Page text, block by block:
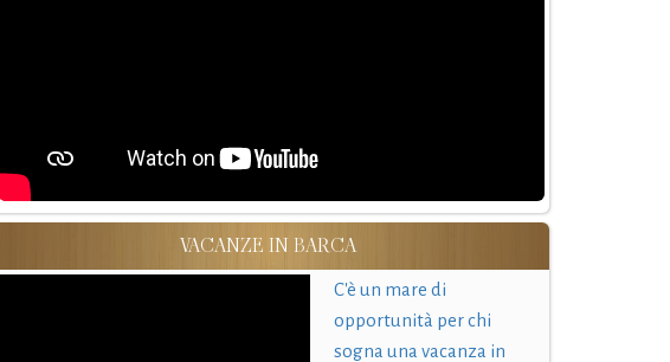
VACANZE IN BARCA
C'è un mare di
opportunità per chi
sogna una vacanza in